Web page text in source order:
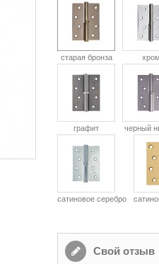
старая бронза хром
графит черный
сатиновое серебро
Свой отзыв